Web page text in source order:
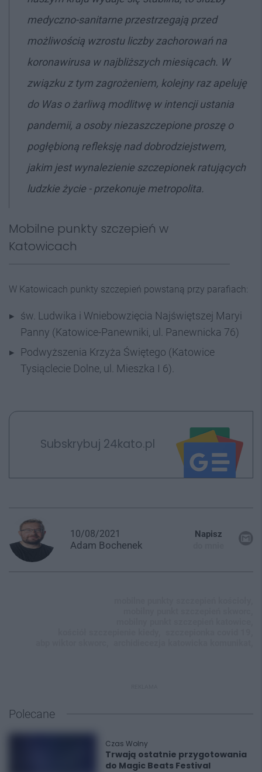
medyczno-sanitarne przestrzegają przed
możliwością wzrostu liczby zachorowań na
koronawirusa w najbliższych miesiącach. W
związku z tym zagrożeniem, kolejny raz apeluję
do Was o żarliwą modlitwę w intencji ustania
pandemii, a osoby niezaszczepione proszę o
pogłębioną refleksję nad dobrodziejstwem,
jakim jest wynalezienie szczepionek ratujących
ludzkie życie - przekonuje metropolita.
Mobilne punkty szczepień w
Katowicach
W Katowicach punkty szczepień powstaną przy parafiach:
św. Ludwika i Wniebowzięcia Najświętszej Maryi
Panny (Katowice-Panewniki, ul. Panewnicka 76)
Podwyższenia Krzyża Świętego (Katowice
Tysiąclecie Dolne, ul. Mieszka I 6).
Subskrybuj 24kato.pl
10/08/2021
Adam Bochenek
Napisz
Polecane
Czas Wolny
Trwają ostatnie przygotowania
do Magic Beats Festival